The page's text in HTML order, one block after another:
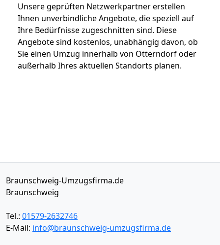
Unsere geprüften Netzwerkpartner erstellen
Ihnen unverbindliche Angebote, die speziell auf
Ihre Bedürfnisse zugeschnitten sind. Diese
Angebote sind kostenlos, unabhängig davon, ob
Sie einen Umzug innerhalb von Otterndorf oder
außerhalb Ihres aktuellen Standorts planen.
Braunschweig-Umzugsfirma.de
Braunschweig
Tel.: 01579-2632746
E-Mail: info@braunschweig-umzugsfirma.de